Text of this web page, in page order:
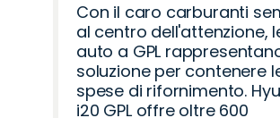
Con il caro carburanti
al centro dell'attenzione,
auto a GPL
soluzione per contenere
spese di rifornimento.
i20 GPL offre oltre 600